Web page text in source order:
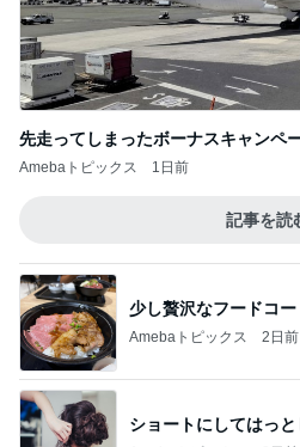
先走ってしまったボーナスキャンペ
Amebaトピックス 1日前
記事を読
少し贅沢なフードコ
Amebaトピックス 2日前
ショートにしてはっと